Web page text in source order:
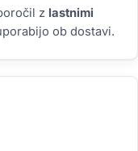
z lastnimi
ob dostavi.